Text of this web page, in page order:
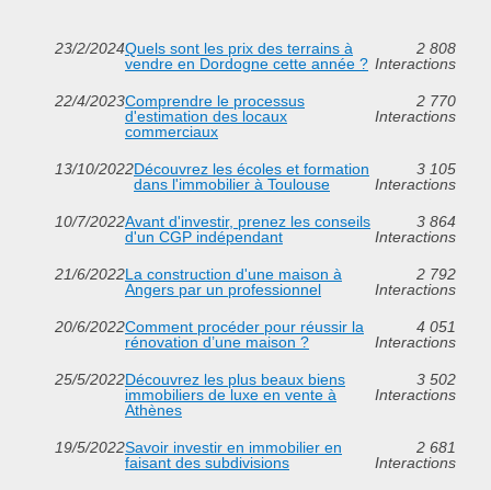
23/2/2024Quels sont les prix des terrains à
vendre en Dordogne cette année ?
2 808
Interactions
22/4/2023Comprendre le processus
d'estimation des locaux
commerciaux
2 770
Interactions
13/10/2022Découvrez les écoles et formation
dans l'immobilier à Toulouse
3 105
Interactions
10/7/2022Avant d'investir, prenez les conseils
d'un CGP indépendant
3 864
Interactions
21/6/2022La construction d'une maison à
Angers par un professionnel
2 792
Interactions
20/6/2022Comment procéder pour réussir la
rénovation d’une maison ?
4 051
Interactions
25/5/2022Découvrez les plus beaux biens
immobiliers de luxe en vente à
Athènes
3 502
Interactions
19/5/2022Savoir investir en immobilier en
faisant des subdivisions
2 681
Interactions